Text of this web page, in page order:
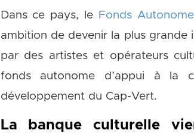
Dans ce pays, le Fonds
ambition de devenir la plus grande
par des artistes et opérateurs
fonds autonome d’appui à
développement du Cap-Vert.
La banque culturelle